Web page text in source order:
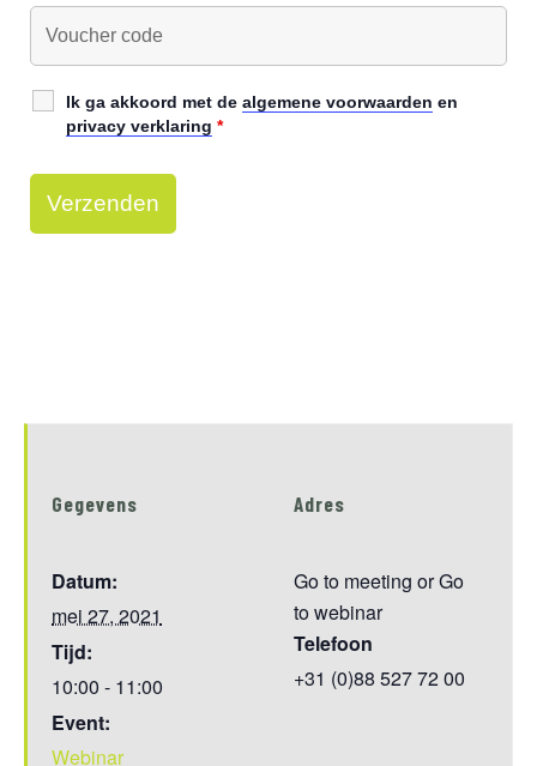
Ik ga akkoord met de algemene voorwaarden en
privacy verklaring *
Gegevens
Datum:
mei 27, 2021
Tijd:
10:00 - 11:00
Event:
Webinar
Adres
Go to meeting or Go
to webinar
Telefoon
+31 (0)88 527 72 00